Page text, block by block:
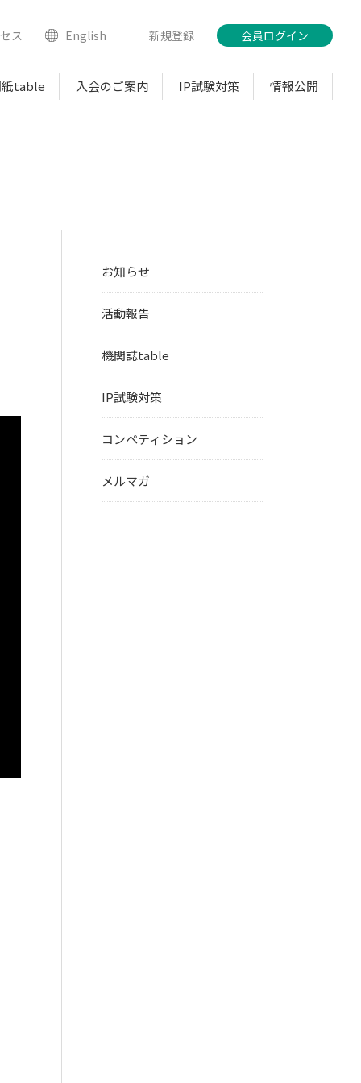
紙table 入会のご案内 IP試験対策 情報公開
ス English 新規登録 会員ログイン
お知らせ
活動報告
機関誌table
IP試験対策
コンペティション
メルマガ